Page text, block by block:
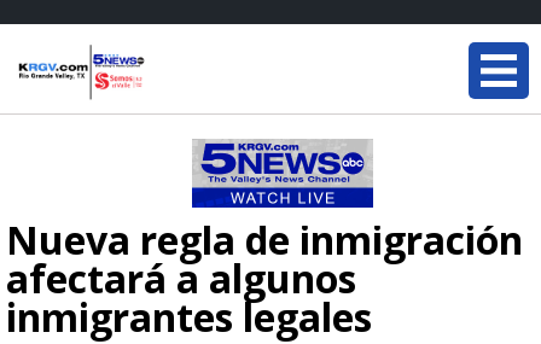
Nueva regla de inmigración
afectará a algunos
inmigrantes legales